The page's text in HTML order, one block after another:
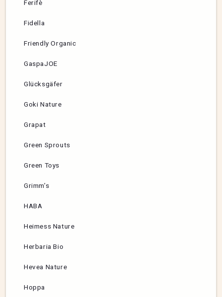
Ferifè
Fidella
Friendly Organic
GaspaJOE
Glücksgäfer
Goki Nature
Grapat
Green Sprouts
Green Toys
Grimm’s
HABA
Heimess Nature
Herbaria Bio
Hevea Nature
Hoppa